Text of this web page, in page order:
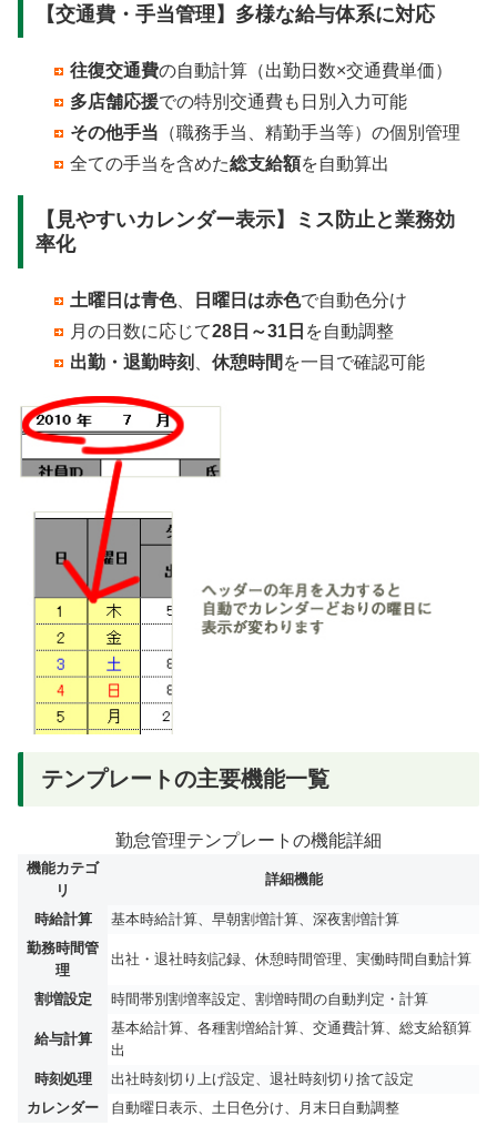
【交通費・手当管理】多様な給与体系に対応
往復交通費の自動計算（出勤日数×交通費単価）
多店舗応援での特別交通費も日別入力可能
その他手当 （職務手当、精勤手当等）の個別管理
全ての手当を含めた総支給額を自動算出
【見やすいカレンダー表示】ミス防止と業務効
率化
土曜日は青色、 日曜日は赤色で自動色分け
月の日数に応じて28日～31日 を自動調整
出勤・退勤時刻
、休憩時間 を一目で確認可能
テンプレートの主要機能一覧
勤怠管理テンプレートの機能詳細
機能カテゴ
リ
詳細機能
時給計算
基本時給計算、早朝割増計算、深夜割増計算
勤務時間管
理
出社・退社時刻記録、休憩時間管理、実働時間自動計算
割増設定 時間帯別割増率設定、割増時間の自動判定・計算
給与計算
基本給計算、各種割増給計算、交通費計算、総支給額算
出
時刻処理
出社時刻切り上げ設定、退社時刻切り捨て設定
カレンダー
自動曜日表示、土日色分け、月末日自動調整